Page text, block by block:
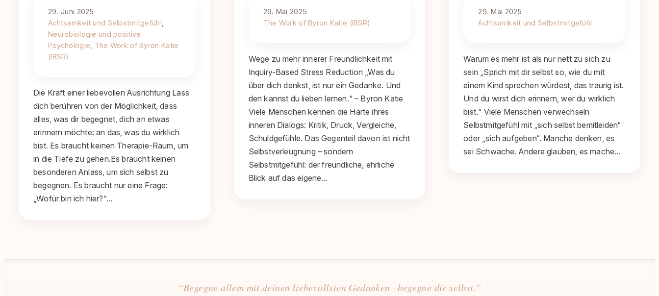
29. Juni 2025
Achtsamkeit und Selbstmitgefühl
Neurobiologie und positive
Psychologie
The Work of Byron Katie
(IBSR)
Die Kraft einer liebevollen Ausrichtung Lass
dich berühren von der Möglichkeit, dass
alles, was dir begegnet, dich an etwas
erinnern möchte: an das, was du wirklich
bist. Es braucht keinen Therapie-Raum, um
in die Tiefe zu gehen.Es braucht keinen
besonderen Anlass, um sich selbst zu
begegnen. Es braucht nur eine Frage:
„Wofür bin ich hier?“…
29. Mai 2025
The Work of Byron Katie (IBSR)
Wege zu mehr innerer Freundlichkeit mit
Inquiry-Based Stress Reduction „Was du
über dich denkst, ist nur ein Gedanke. Und
den kannst du lieben lernen.“ – Byron Katie
Viele Menschen kennen die Härte ihres
inneren Dialogs: Kritik, Druck, Vergleiche,
Schuldgefühle. Das Gegenteil davon ist nicht
Selbstverleugnung – sondern
Selbstmitgefühl: der freundliche, ehrliche
Blick auf das eigene…
29. Mai 2025
Achtsamkeit und Selbstmitgefühl
Warum es mehr ist als nur nett zu sich zu
sein „Sprich mit dir selbst so, wie du mit
einem Kind sprechen würdest, das traurig ist.
Und du wirst dich erinnern, wer du wirklich
bist.“ Viele Menschen verwechseln
Selbstmitgefühl mit „sich selbst bemitleiden“
oder „sich aufgeben“. Manche denken, es
sei Schwäche. Andere glauben, es mache…